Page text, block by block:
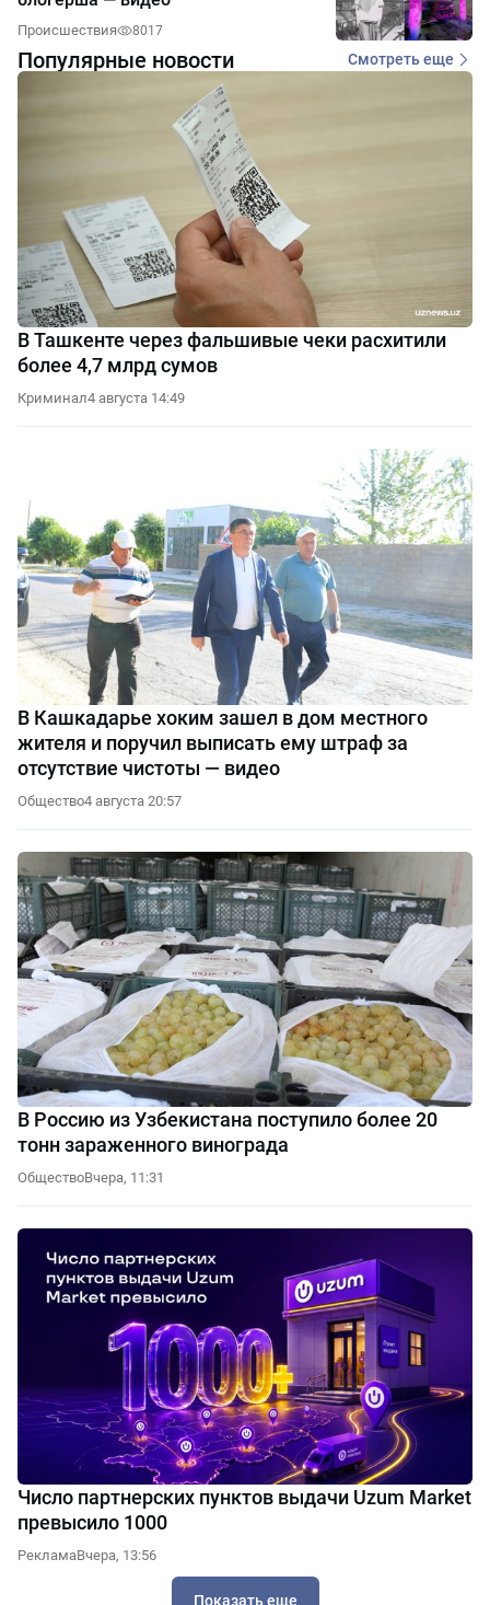
Происшествия 8017
Популярные новости Смотреть еще
В Ташкенте через фальшивые чеки расхитили
более 4,7 млрд сумов
Криминал4 августа 14:49
В Кашкадарье хоким зашел в дом местного
жителя и поручил выписать ему штраф за
отсутствие чистоты — видео
Общество4 августа 20:57
В Россию из Узбекистана поступило более 20
тонн зараженного винограда
ОбществоВчера, 11:31
Число партнерских пунктов выдачи Uzum Market
превысило 1000
РекламаВчера, 13:56
Показать еще